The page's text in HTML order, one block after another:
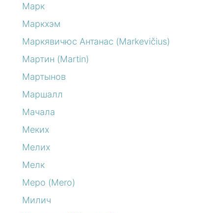
Марк
Маркхэм
Маркявичюс Антанас (Markevičius)
Мартин (Martin)
Мартынов
Маршалл
Мачала
Меких
Мелих
Мелк
Меро (Mero)
Милич